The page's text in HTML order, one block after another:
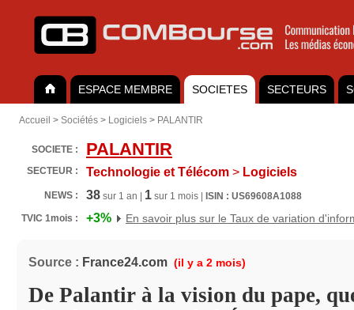
ESPACE MEMBRE SOCIETES SECTEURS
Accueil > Sociétés > Logiciels > PALANTIR
SOCIETE : PALANTIR
SECTEUR : Technologie et Télécom > Logiciels
NEWS : 38 sur 1 an | 1 sur 1 mois |
ISIN : US69608A1088
TVIC 1mois :
+3% En savoir plus sur le Taux de variation
Source : France24.com (il y a 2 mois)
De Palantir à la vision du pape,